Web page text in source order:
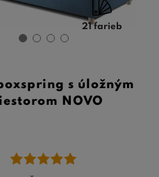
a starostlivo vybrané
vášho spánku, ale tiež
udržiava a je esteticky
sú tou správnou voľbou.
21 farieb
s úložným
NOVO